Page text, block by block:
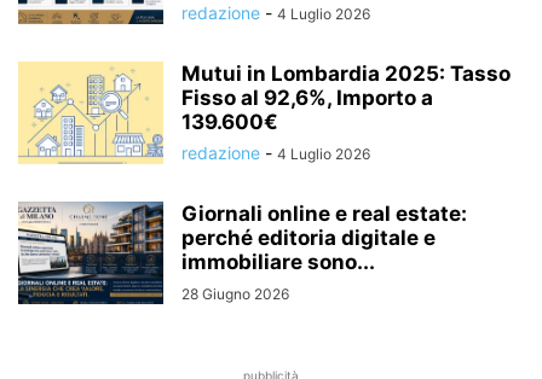
redazione - 4 Luglio 2026
Mutui in Lombardia 2025: Tasso
Fisso al 92,6%, Importo a
139.600€
redazione - 4 Luglio 2026
Giornali online e real estate:
perché editoria digitale e
immobiliare sono...
28 Giugno 2026
pubblicità